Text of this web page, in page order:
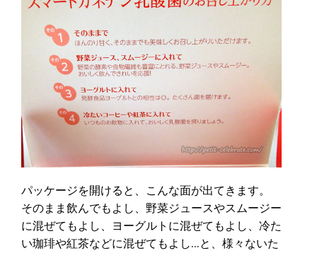
パッケージを開けると、こんな面が出てきます。
そのまま飲んでもよし、野菜ジュースやスムージー
に混ぜてもよし、ヨーグルトに混ぜてもよし、冷た
い珈琲や紅茶などに混ぜてもよし…と、様々ないた